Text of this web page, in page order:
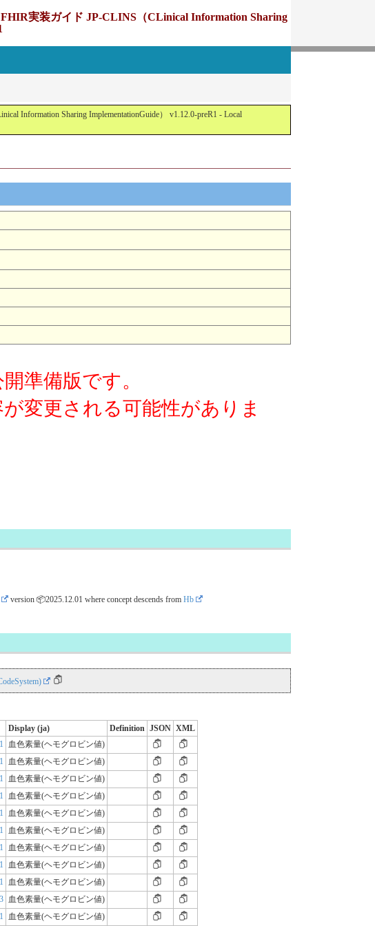
実装ガイド JP-CLINS（CLinical Information Sharing
Information Sharing ImplementationGuide） v1.12.0-preR1 - Local
準備版です。
変更される可能性がありま
version 📦2025.12.01 where concept descends from Hb
Display (ja) Definition JSON XML
血色素量(ヘモグロビン値)
血色素量(ヘモグロビン値)
血色素量(ヘモグロビン値)
血色素量(ヘモグロビン値)
血色素量(ヘモグロビン値)
血色素量(ヘモグロビン値)
血色素量(ヘモグロビン値)
血色素量(ヘモグロビン値)
血色素量(ヘモグロビン値)
血色素量(ヘモグロビン値)
血色素量(ヘモグロビン値)